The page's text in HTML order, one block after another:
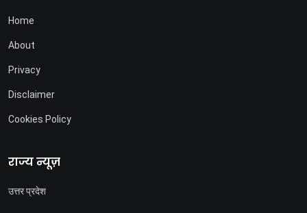
Home
About
Privacy
Disclaimer
Cookies Policy
राज्य न्यूज़
उत्तर प्रदेश